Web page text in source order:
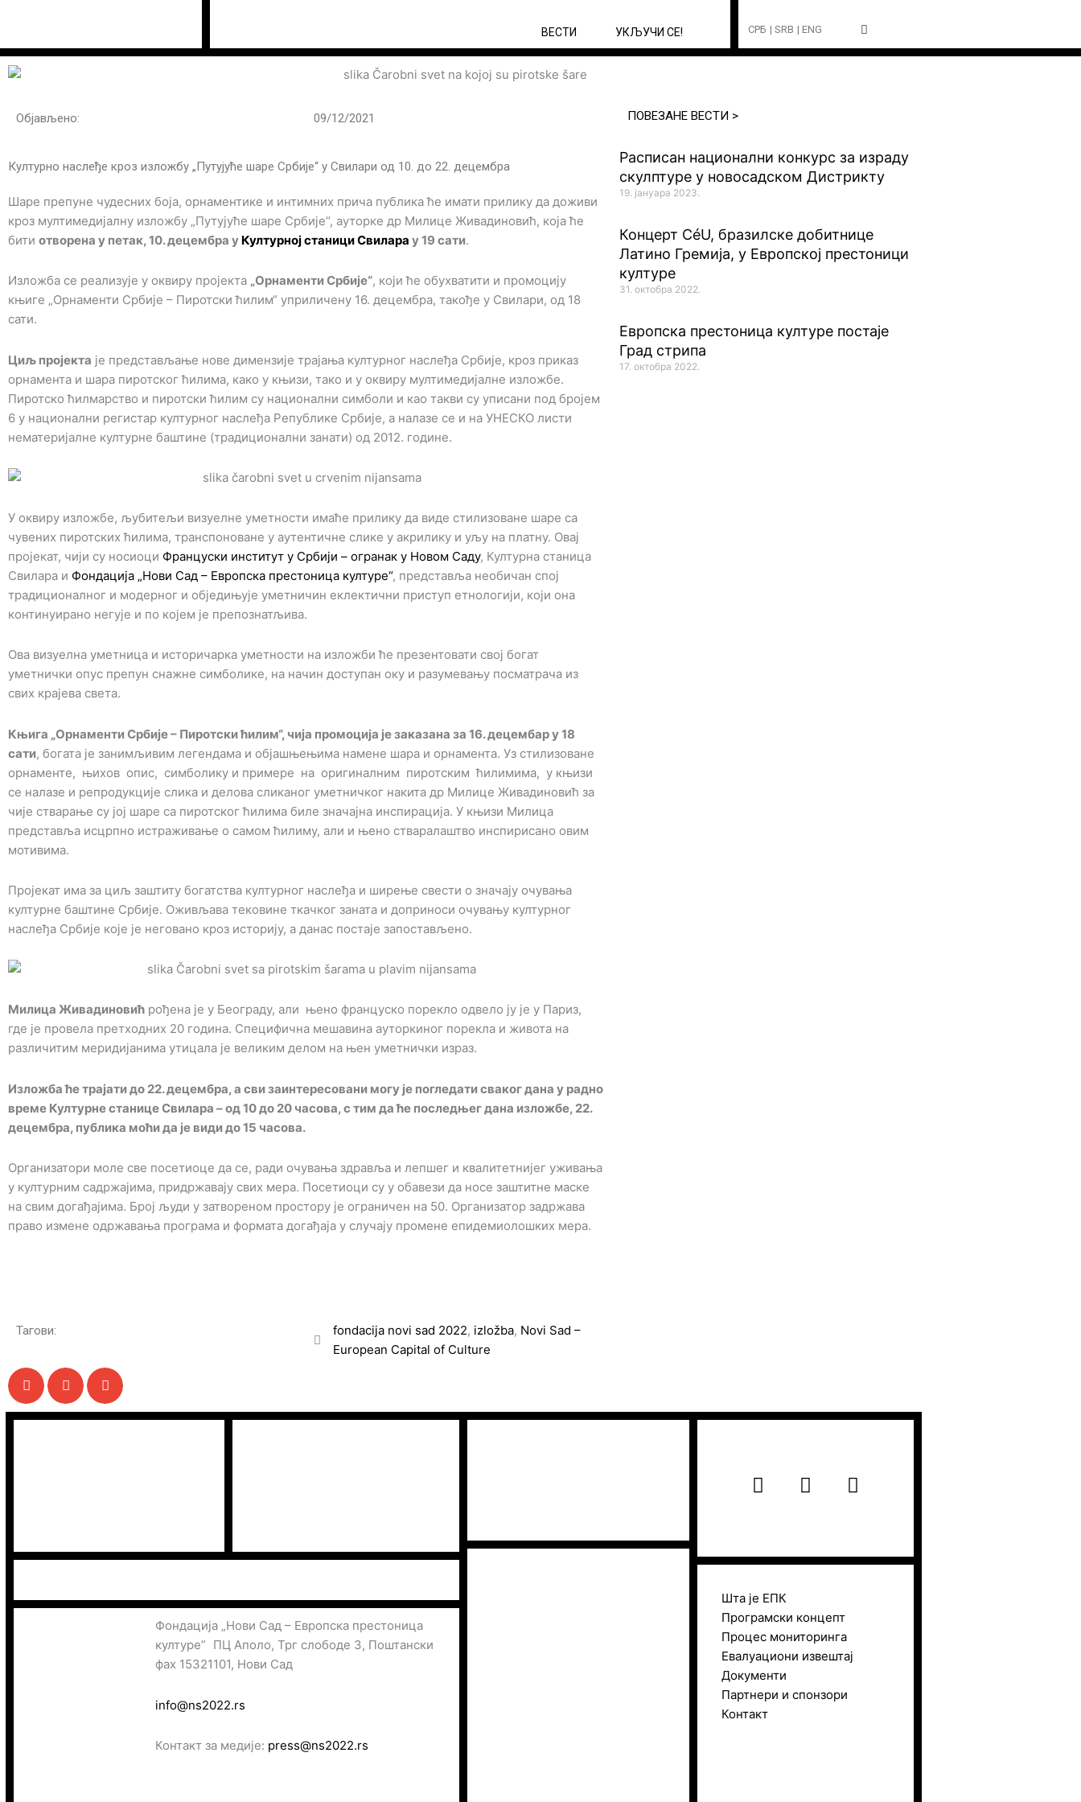
садржај
ВЕСТИ УКЉУЧИ СЕ! СРБ | SRB | ENG
Објављено: 09/12/2021
Културно наслеђе кроз изложбу „Путујуће шаре Србије“ у Свилари од 10. до 22. децембра
Шаре препуне чудесних боја, орнаментике и интимних прича публика ће имати прилику да доживи
кроз мултимедијалну изложбу „Путујуће шаре Србије“, ауторке др Милице Живадиновић, која ће
бити отворена у петак, 10. децембра у Културној станици Свилара у 19 сати.
Изложба се реализује у оквиру пројекта „Орнаменти Србије“, који ће обухватити и промоцију
књиге „Орнаменти Србије – Пиротски ћилим“ уприличену 16. децембра, такође у Свилари, од 18
сати.
Циљ пројекта је представљање нове димензије трајања културног наслеђа Србије, кроз приказ
орнамента и шара пиротског ћилима, како у књизи, тако и у оквиру мултимедијалне изложбе.
Пиротско ћилмарство и пиротски ћилим су национални симболи и као такви су уписани под бројем
6 у национални регистар културног наслеђа Републике Србије, а налазе се и на УНЕСКО листи
нематеријалне културне баштине (традиционални занати) од 2012. године.
У оквиру изложбе, љубитељи визуелне уметности имаће прилику да виде стилизоване шаре са
чувених пиротских ћилима, транспоноване у аутентичне слике у акрилику и уљу на платну. Овај
пројекат, чији су носиоци Француски институт у Србији – огранак у Новом Саду, Културна станица
Свилара и Фондација „Нови Сад – Европска престоница културе“, представља необичан спој
традиционалног и модерног и обједињује уметничин еклектични приступ етнологији, који она
континуирано негује и по којем је препознатљива.
Ова визуелна уметница и историчарка уметности на изложби ће презентовати свој богат
уметнички опус препун снажне симболике, на начин доступан оку и разумевању посматрача из
свих крајева света.
Књига „Орнаменти Србије – Пиротски ћилим“, чија промоција је заказана за 16. децембар у 18
сати, богата је занимљивим легендама и објашњењима намене шара и орнамента. Уз стилизоване
орнаменте, њихов опис, симболику и примере на оригиналним пиротским ћилимима, у књизи
се налазе и репродукције слика и делова сликаног уметничког накита др Милице Живадиновић за
чије стварање су јој шаре са пиротског ћилима биле значајна инспирација. У књизи Милица
представља исцрпно истраживање о самом ћилиму, али и њено стваралаштво инспирисано овим
мотивима.
Пројекат има за циљ заштиту богатства културног наслеђа и ширење свести о значају очувања
културне баштине Србије. Оживљава тековине ткачког заната и доприноси очувању културног
наслеђа Србије које је неговано кроз историју, а данас постаје запостављено.
Милица Живадиновић рођена је у Београду, али њено француско порекло одвело ју је у Париз,
где је провела претходних 20 година. Специфична мешавина ауторкиног порекла и живота на
различитим меридијанима утицала је великим делом на њен уметнички израз.
Изложба ће трајати до 22. децембра, а сви заинтересовани могу је погледати сваког дана у радно
време Културне станице Свилара – од 10 до 20 часова, с тим да ће последњег дана изложбе, 22.
децембра, публика моћи да је види до 15 часова.
Организатори моле све посетиоце да се, ради очувања здравља и лепшег и квалитетнијег уживања
у културним садржајима, придржавају свих мера. Посетиоци су у обавези да носе заштитне маске
на свим догађајима. Број људи у затвореном простору је ограничен на 50. Организатор задржава
право измене одржавања програма и формата догађаја у случају промене епидемиолошких мера.
Тагови: fondacija novi sad 2022, izložba, Novi Sad –
European Capital of Culture
ПОВЕЗАНЕ ВЕСТИ >
Расписан национални конкурс за израду
скулптуре у новосадском Дистрикту
19. јануара 2023.
Концерт CéU, бразилске добитнице
Латино Гремија, у Европској престоници
културе
31. октобра 2022.
Европска престоница културе постаје
Град стрипа
17. октобра 2022.
Фондација „Нови Сад – Европска престоница
културе” ПЦ Аполо, Трг слободе 3, Поштански
фах 15321101, Нови Сад
info@ns2022.rs
Контакт за медије: press@ns2022.rs
F
a
b
o
k
I
n
a
a
m
Y
o
u
Шта је ЕПК
Програмски концепт
Процес мониторинга
Евалуациони извештај
Документи
Партнери и спонзори
Контакт